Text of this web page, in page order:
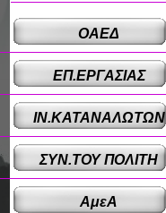
ΟΑΕΔ
ΕΠ.ΕΡΓΑΣΙΑΣ
ΙΝ.ΚΑΤΑΝΑΛΩΤΩΝ
ΣΥΝ.ΤΟΥ ΠΟΛΙΤΗ
ΑμεΑ